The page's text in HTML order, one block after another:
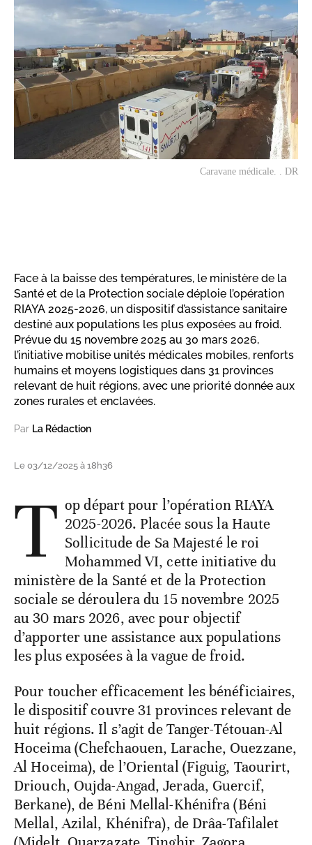
Caravane médicale. . DR
Face à la baisse des températures, le ministère de la
Santé et de la Protection sociale déploie l’opération
RIAYA 2025-2026, un dispositif d’assistance sanitaire
destiné aux populations les plus exposées au froid.
Prévue du 15 novembre 2025 au 30 mars 2026,
l’initiative mobilise unités médicales mobiles, renforts
humains et moyens logistiques dans 31 provinces
relevant de huit régions, avec une priorité donnée aux
zones rurales et enclavées.
Par La Rédaction
Le 03/12/2025 à 18h36
T op départ pour l’opération RIAYA
2025-2026. Placée sous la Haute
Sollicitude de Sa Majesté le roi
Mohammed VI, cette initiative du
ministère de la Santé et de la Protection
sociale se déroulera du 15 novembre 2025
au 30 mars 2026, avec pour objectif
d’apporter une assistance aux populations
les plus exposées à la vague de froid.
Pour toucher efficacement les bénéficiaires,
le dispositif couvre 31 provinces relevant de
huit régions. Il s’agit de Tanger-Tétouan-Al
Hoceima (Chefchaouen, Larache, Ouezzane,
Al Hoceima), de l’Oriental (Figuig, Taourirt,
Driouch, Oujda-Angad, Jerada, Guercif,
Berkane), de Béni Mellal-Khénifra (Béni
Mellal, Azilal, Khénifra), de Drâa-Tafilalet